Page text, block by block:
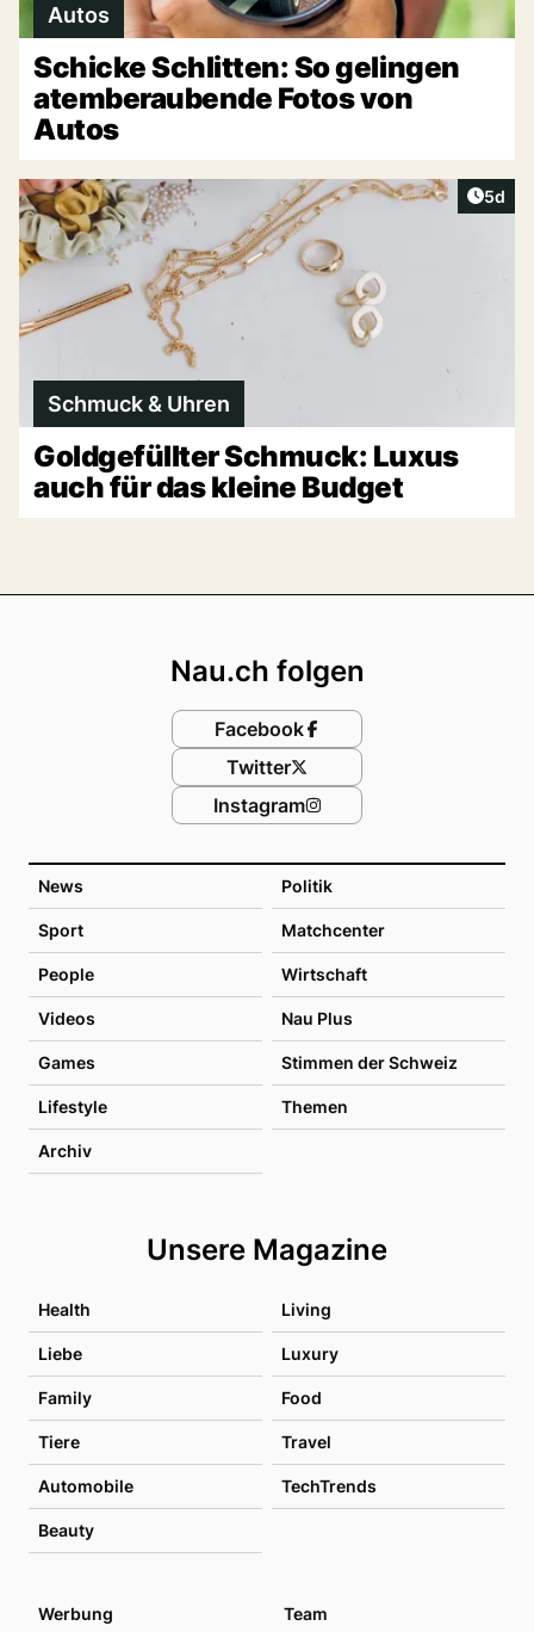
Autos
Schicke Schlitten: So gelingen
atemberaubende Fotos von
Autos
5d
Schmuck & Uhren
Goldgefüllter Schmuck: Luxus
auch für das kleine Budget
News Politik
Sport Matchcenter
People Wirtschaft
Videos Nau Plus
Games Stimmen der Schweiz
Lifestyle Themen
Archiv
Unsere Magazine
Health Living
Liebe Luxury
Family Food
Tiere Travel
Automobile TechTrends
Beauty
Nau.ch folgen
Facebook
Twitter
Instagram
Werbung Team